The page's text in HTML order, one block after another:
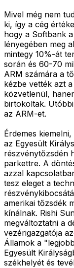
Mivel még nem
ki, így a cég
hogy a Softbank
lényegében meg
mintegy 10%-át
során és 60-70
ARM számára a
kézbe vették azt
közvetlenül,
birtokoltak.
az ARM-et.
Érdemes
az Egyesült
részvénytőzsdén
parkettre. A
azzal
tesz eleget a
amerikai tőzsdék
kínálnak. Rishi
megváltoztatni a
vezérigazgatója
Államok a
Egyesült
székhelyét és